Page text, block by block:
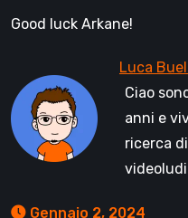
Good luck Arkane!
Ciao
anni e
ricerca
Gennaio 2, 2024